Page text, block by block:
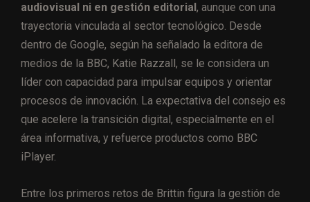
audiovisual ni en gestión editorial, aunque con una
trayectoria vinculada al sector tecnológico. Desde
dentro de Google, según ha señalado la editora de
medios de la BBC, Katie Razzall, se le considera un
líder con capacidad para impulsar equipos y orientar
procesos de innovación. La expectativa del consejo es
que acelere la transición digital, especialmente en el
área informativa, y refuerce productos como BBC
iPlayer.
Entre los primeros retos de Brittin figura la gestión de